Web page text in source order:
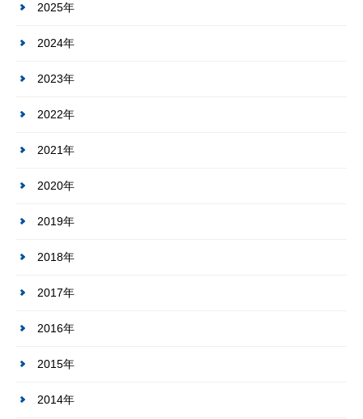
2025年
2024年
2023年
2022年
2021年
2020年
2019年
2018年
2017年
2016年
2015年
2014年